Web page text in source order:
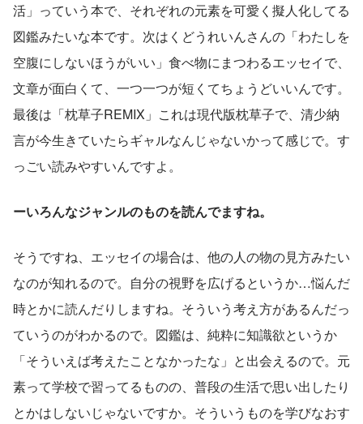
活」っていう本で、それぞれの元素を可愛く擬人化してる
図鑑みたいな本です。次はくどうれいんさんの「わたしを
空腹にしないほうがいい」食べ物にまつわるエッセイで、
文章が面白くて、一つ一つが短くてちょうどいいんです。
最後は「枕草子REMIX」これは現代版枕草子で、清少納
言が今生きていたらギャルなんじゃないかって感じで。す
っごい読みやすいんですよ。
ーいろんなジャンルのものを読んでますね。
そうですね、エッセイの場合は、他の人の物の見方みたい
なのが知れるので。自分の視野を広げるというか…悩んだ
時とかに読んだりしますね。そういう考え方があるんだっ
ていうのがわかるので。図鑑は、純粋に知識欲というか
「そういえば考えたことなかったな」と出会えるので。元
素って学校で習ってるものの、普段の生活で思い出したり
とかはしないじゃないですか。そういうものを学びなおす